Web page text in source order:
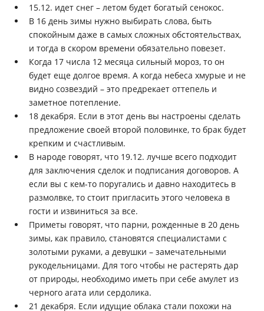
15.12. идет снег – летом будет богатый сенокос.
В 16 день зимы нужно выбирать слова, быть
спокойным даже в самых сложных обстоятельствах,
и тогда в скором времени обязательно повезет.
Когда 17 числа 12 месяца сильный мороз, то он
будет еще долгое время. А когда небеса хмурые и не
видно созвездий – это предрекает оттепель и
заметное потепление.
18 декабря. Если в этот день вы настроены сделать
предложение своей второй половинке, то брак будет
крепким и счастливым.
В народе говорят, что 19.12. лучше всего подходит
для заключения сделок и подписания договоров. А
если вы с кем-то поругались и давно находитесь в
размолвке, то стоит пригласить этого человека в
гости и извиниться за все.
Приметы говорят, что парни, рожденные в 20 день
зимы, как правило, становятся специалистами с
золотыми руками, а девушки – замечательными
рукодельницами. Для того чтобы не растерять дар
от природы, необходимо иметь при себе амулет из
черного агата или сердолика.
21 декабря. Если идущие облака стали похожи на